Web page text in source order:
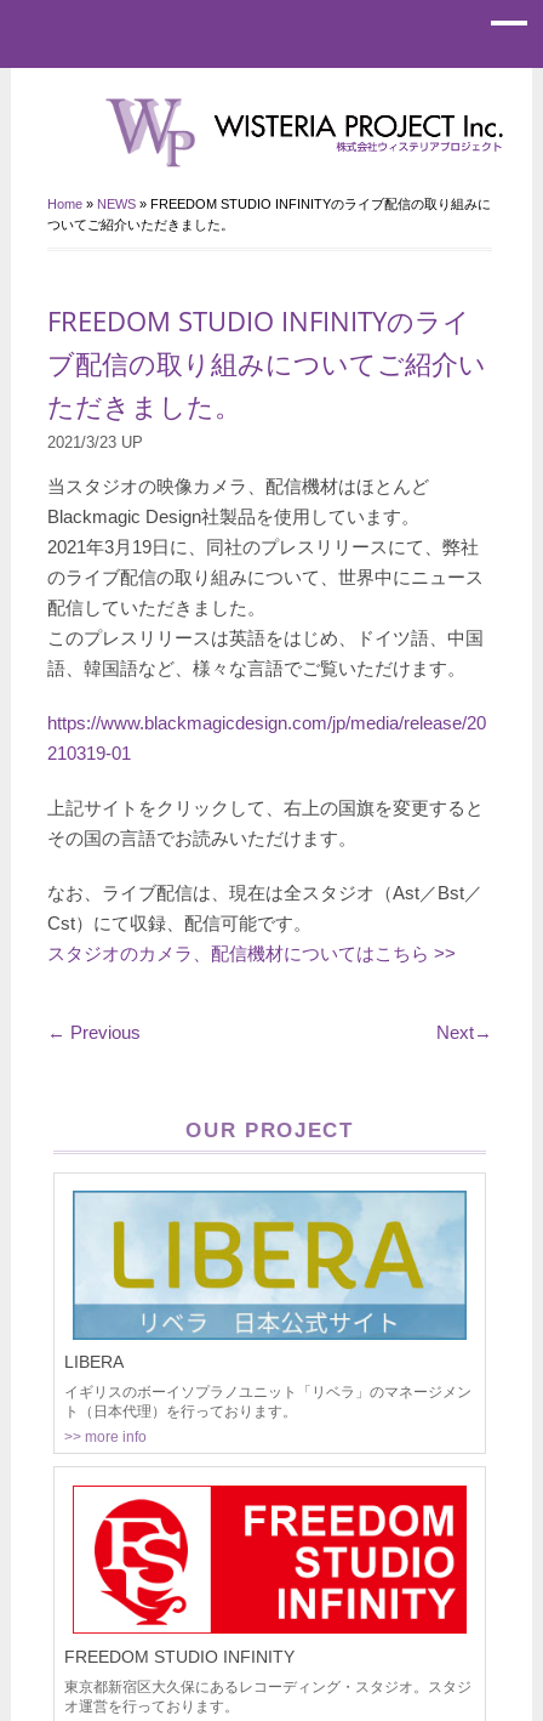
Home» NEWS» FREEDOM STUDIO INFINITYのライブ配信の取り組みに
ついてご紹介いただきました。
FREEDOM STUDIO INFINITYのライ
ブ配信の取り組みについてご紹介い
ただきました。
2021/3/23 UP
当スタジオの映像カメラ、配信機材はほとんど
Blackmagic Design社製品を使用しています。
2021年3月19日に、同社のプレスリリースにて、弊社
のライブ配信の取り組みについて、世界中にニュース
配信していただきました。
このプレスリリースは英語をはじめ、ドイツ語、中国
語、韓国語など、様々な言語でご覧いただけます。
https://www.blackmagicdesign.com/jp/media/release/20
210319-01
上記サイトをクリックして、右上の国旗を変更すると
その国の言語でお読みいただけます。
なお、ライブ配信は、現在は全スタジオ（Ast／Bst／
Cst）にて収録、配信可能です。
スタジオのカメラ、配信機材についてはこちら >>
← Previous Next→
OUR PROJECT
LIBERA
イギリスのボーイソプラノユニット「リベラ」のマネージメン
ト（日本代理）を行っております。
>> more info
FREEDOM STUDIO INFINITY
東京都新宿区大久保にあるレコーディング・スタジオ。スタジ
オ運営を行っております。